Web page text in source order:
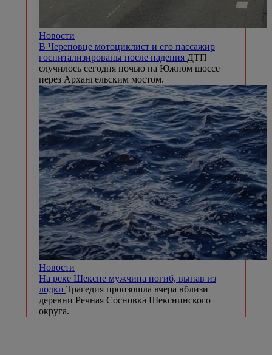
Новости
В Череповце мотоциклист и его пассажир
госпитализированы после падения ДТП
случилось сегодня ночью на Южном шоссе
перез Архангельским мостом.
Новости
На реке Шексне мужчина погиб, выпав из
лодки Трагедия произошла вчера вблизи
деревни Речная Сосновка Шекснинского
округа.